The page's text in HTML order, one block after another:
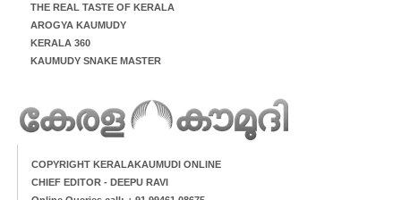
THE REAL TASTE OF KERALA
AROGYA KAUMUDY
KERALA 360
KAUMUDY SNAKE MASTER
COPYRIGHT KERALAKAUMUDI ONLINE
CHIEF EDITOR - DEEPU RAVI